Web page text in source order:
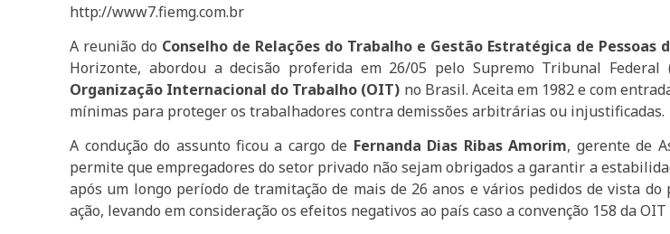
http://www7.fiemg.com.br
A reunião do Conselho de Relações do Trabalho e Gestão Estratégica de Pessoas
Horizonte, abordou a decisão proferida em 26/05 pelo Supremo Tribunal
Organização Internacional do Trabalho (OIT) no Brasil. Aceita em 1982 e com
mínimas para proteger os trabalhadores contra demissões arbitrárias ou injustificadas.
A condução do assunto ficou a cargo de Fernanda Dias Ribas Amorim, gerente de
permite que empregadores do setor privado não sejam obrigados a garantir a
após um longo período de tramitação de mais de 26 anos e vários pedidos de vista
ação, levando em consideração os efeitos negativos ao país caso a convenção 158 da